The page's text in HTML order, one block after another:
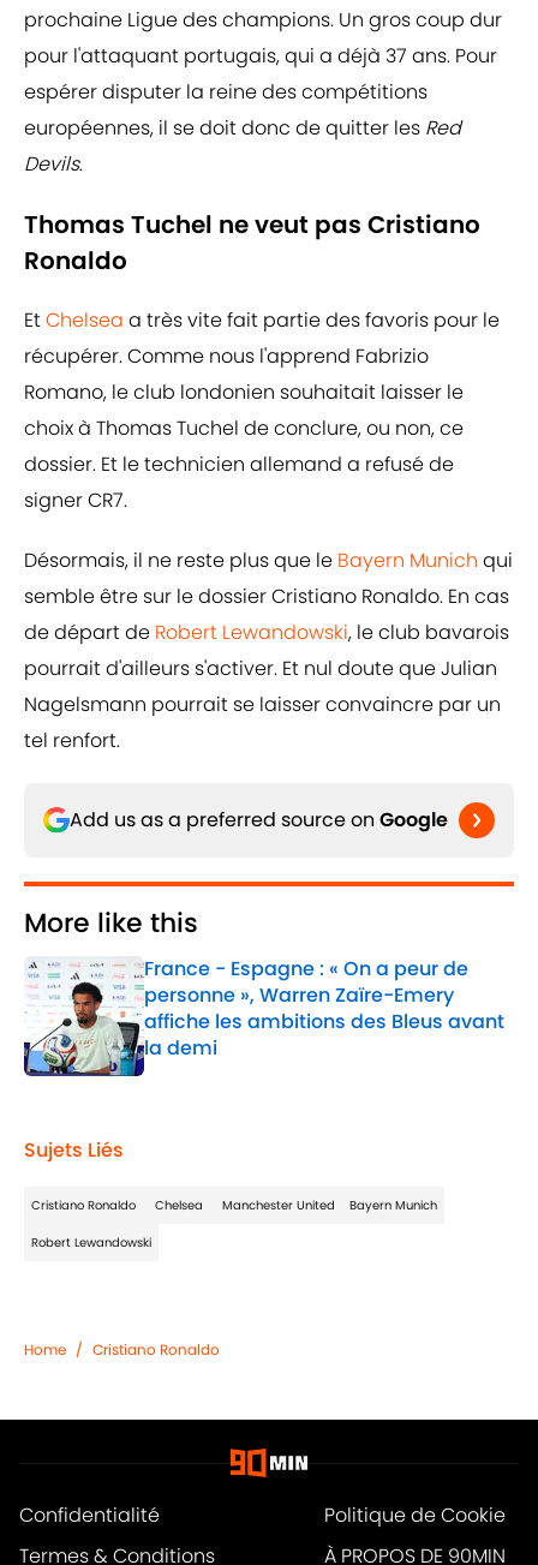
prochaine Ligue des champions. Un gros coup dur
pour l'attaquant portugais, qui a déjà 37 ans. Pour
espérer disputer la reine des compétitions
européennes, il se doit donc de quitter les Red
Devils.
Thomas Tuchel ne veut pas Cristiano
Ronaldo
EtChelsea a très vite fait partie des favoris pour le
récupérer. Comme nous l'apprend Fabrizio
Romano, le club londonien souhaitait laisser le
choix à Thomas Tuchel de conclure, ou non, ce
dossier. Et le technicien allemand a refusé de
signer CR7.
Désormais, il ne reste plus que le Bayern Munich qui
semble être sur le dossier Cristiano Ronaldo. En cas
de départ de Robert Lewandowski, le club bavarois
pourrait d'ailleurs s'activer. Et nul doute que Julian
Nagelsmann pourrait se laisser convaincre par un
tel renfort.
Add us as a preferred source on Google
More like this
France - Espagne : « On a peur de
personne », Warren Zaïre-Emery
affiche les ambitions des Bleus avant
la demi
Published by on Invalid Date
Sujets Liés
Cristiano Ronaldo Chelsea Manchester United Bayern Munich
Robert Lewandowski
Home / Cristiano Ronaldo
Confidentialité
Politique de Cookie
Termes & Conditions
À PROPOS DE 90MIN